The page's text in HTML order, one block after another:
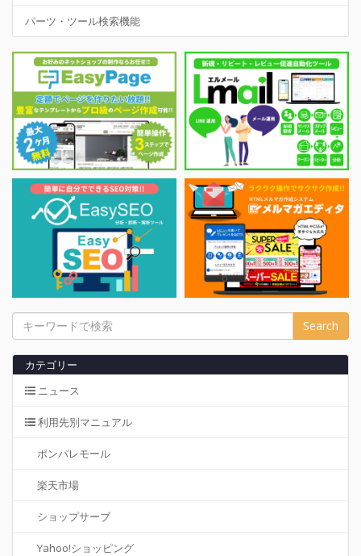
パーツ・ツール検索機能
カテゴリー
ニュース
利用先別マニュアル
ポンパレモール
楽天市場
ショップサーブ
Yahoo!ショッピング